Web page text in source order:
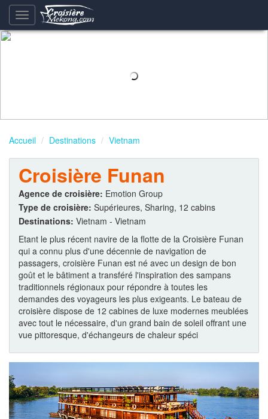
Basculement
de
Accueil Destinations Vietnam
Croisière Funan
Agence de croisière: Emotion Group
Type de croisière: Supérieures, Sharing, 12 cabins
Destinations: Vietnam - Vietnam
Etant le plus récent navire de la flotte de la Croisière Funan
qui a connu plus d'une décennie de navigation de
passagers, croisière Funan est né avec un design de bon
goût et le bâtiment a transféré l'inspiration des sampans
traditionnels régionaux pour répondre à toutes les
demandes des voyageurs les plus exigeants. Le bateau de
croisière dispose de 12 cabines de luxe modernes meublées
avec tout le nécessaire, d'un grand bain de soleil offrant une
vue pittoresque, d'échangeurs de chaleur spéci